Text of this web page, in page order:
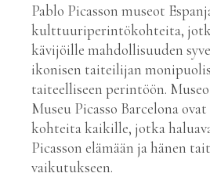
Pablo Picasson museot
kulttuuriperintökohteita,
kävijöille mahdollisuuden
ikonisen taiteilijan
taiteelliseen perintöön.
Museu Picasso Barcelona
kohteita kaikille, jotka
Picasson elämään ja hänen
vaikutukseen.